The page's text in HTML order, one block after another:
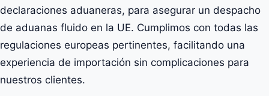
declaraciones aduaneras, para asegurar un despacho
de aduanas fluido en la UE. Cumplimos con todas las
regulaciones europeas pertinentes, facilitando una
experiencia de importación sin complicaciones para
nuestros clientes.